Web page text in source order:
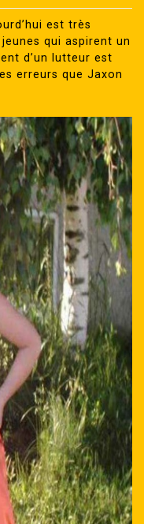
est très
qui aspirent un
d’un lutteur est
erreurs que Jaxon